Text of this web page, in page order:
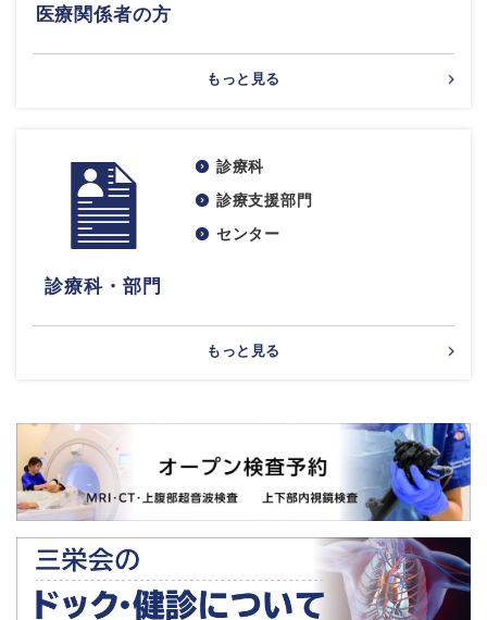
医療関係者の方
もっと見る
診療科・部門
診療科
診療支援部門
センター
もっと見る